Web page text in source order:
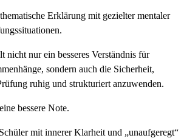
Erklärung mit gezielter mentaler
nicht nur ein besseres Verständnis für
sondern auch die Sicherheit,
ruhig und strukturiert anzuwenden.
bessere Note.
mit innerer Klarheit und „unaufgeregt“